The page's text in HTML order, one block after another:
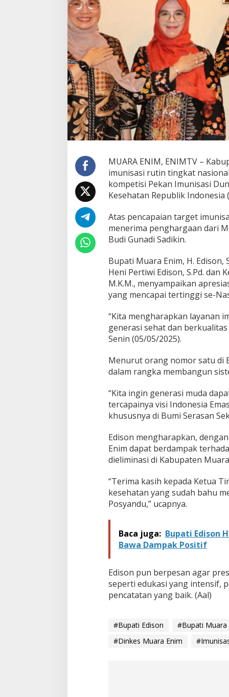
k
u
p
a
n
I
m
u
n
i
s
a
s
i
R
u
i
n
T
n
k
a
t
N
s
i
o
n
a
MUARA ENIM, ENIMTV –
imunisasi rutin tingkat
kompetisi Pekan Imunisasi
Kesehatan Republik Indonesia
Atas pencapaian target
menerima penghargaan dari
Budi Gunadi Sadikin.
Bupati Muara Enim, H. Edison,
Heni Pertiwi Edison, S.Pd. dan
M.K.M., menyampaikan
yang mencapai tertinggi se-
“Kita mengharapkan layanan
generasi sehat dan berkualitas
Senin (05/05/2025).
Menurut orang nomor satu di
dalam rangka membangun
“Kita ingin generasi muda
tercapainya visi Indonesia
khususnya di Bumi Serasan
Edison mengharapkan,
Enim dapat berdampak
dieliminasi di Kabupaten
“Terima kasih kepada Ketua
kesehatan yang sudah bahu
Posyandu,” ucapnya.
Baca juga: Bupati Edison
Bawa Dampak Positif
Edison pun berpesan agar
seperti edukasi yang intensif,
pencatatan yang baik. (Aal)
#Bupati Edison #Bupati Muara
#Dinkes Muara Enim